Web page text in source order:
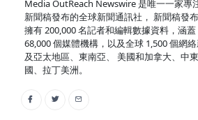
Media OutReach Newswire 是唯一一家專
新聞稿發布的全球新聞通訊社， 新聞稿發
擁有 200,000 名記者和編輯數據資料，涵蓋
68,000 個媒體機構，以及全球 1,500 個網
及亞太地區、東南亞、 美國和加拿大、中
國、拉丁美洲。